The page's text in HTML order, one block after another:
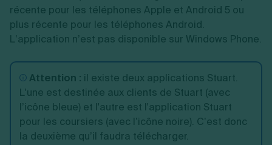
récente pour les téléphones Apple et Android 5 ou
plus récente pour les téléphones Android.
L’application n’est pas disponible sur Windows Phone.
Attention : il existe deux applications Stuart.
L'une est destinée aux clients de Stuart (avec
l’icône bleue) et l'autre est l'application Stuart
pour les coursiers (avec l’icône noire). C’est donc
la deuxième qu’il faudra télécharger.